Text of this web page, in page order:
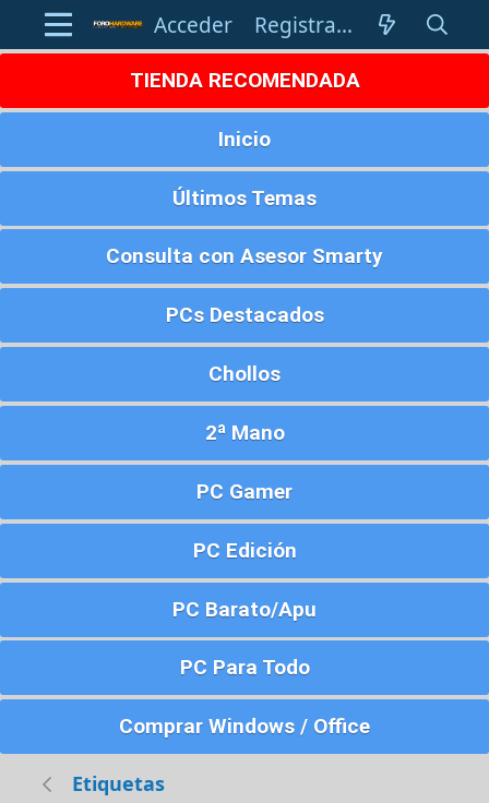
Acceder Registrarse
TIENDA RECOMENDADA
Inicio
Últimos Temas
Consulta con Asesor Smarty
PCs Destacados
Chollos
2ª Mano
PC Gamer
PC Edición
PC Barato/Apu
PC Para Todo
Comprar Windows / Office
Etiquetas